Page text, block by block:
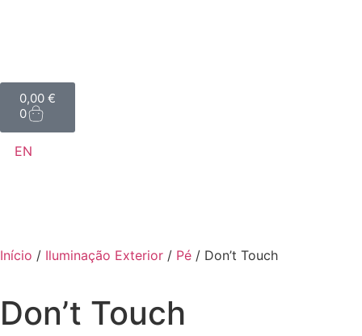
0,00 €
0
EN
Início / Iluminação Exterior / Pé / Don’t Touch
Don’t Touch